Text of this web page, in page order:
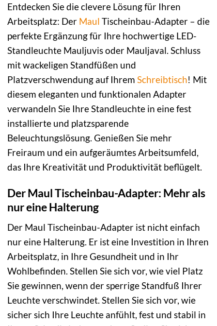
Entdecken Sie die clevere Lösung für Ihren
Arbeitsplatz: Der Maul Tischeinbau-Adapter – die
perfekte Ergänzung für Ihre hochwertige LED-
Standleuchte Mauljuvis oder Mauljaval. Schluss
mit wackeligen Standfüßen und
Platzverschwendung auf Ihrem Schreibtisch! Mit
diesem eleganten und funktionalen Adapter
verwandeln Sie Ihre Standleuchte in eine fest
installierte und platzsparende
Beleuchtungslösung. Genießen Sie mehr
Freiraum und ein aufgeräumtes Arbeitsumfeld,
das Ihre Kreativität und Produktivität beflügelt.
Der Maul Tischeinbau-Adapter: Mehr als
nur eine Halterung
Der Maul Tischeinbau-Adapter ist nicht einfach
nur eine Halterung. Er ist eine Investition in Ihren
Arbeitsplatz, in Ihre Gesundheit und in Ihr
Wohlbefinden. Stellen Sie sich vor, wie viel Platz
Sie gewinnen, wenn der sperrige Standfuß Ihrer
Leuchte verschwindet. Stellen Sie sich vor, wie
sicher sich Ihre Leuchte anfühlt, fest und stabil in